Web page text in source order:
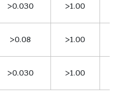
>0.030 >1.00
>0.08 >1.00
>0.030 >1.00